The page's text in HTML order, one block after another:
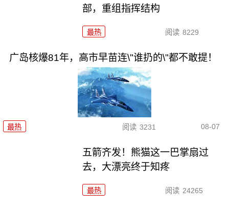
部，重组指挥结构
最热 阅读 8229
广岛核爆81年，高市早苗连\"谁扔的\"都不敢提！
最热 阅读 3231 08-07
五箭齐发！熊猫这一巴掌扇过
去，大漂亮终于知疼
最热 阅读 24265